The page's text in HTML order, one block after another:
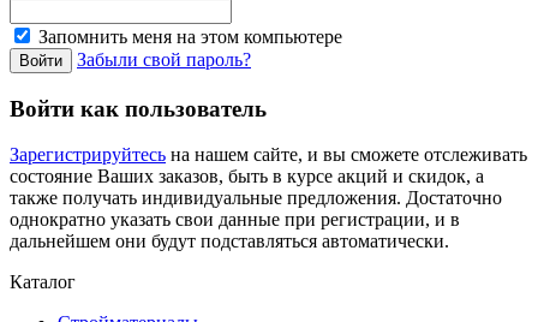
Запомнить меня на этом компьютере
Забыли свой пароль?
Войти как пользователь
Зарегистрируйтесь на нашем сайте, и вы сможете отслеживать
состояние Ваших заказов, быть в курсе акций и скидок, а
также получать индивидуальные предложения. Достаточно
однократно указать свои данные при регистрации, и в
дальнейшем они будут подставляться автоматически.
Каталог